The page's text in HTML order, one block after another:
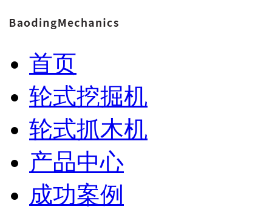
首页
轮式挖掘机
轮式抓木机
产品中心
成功案例